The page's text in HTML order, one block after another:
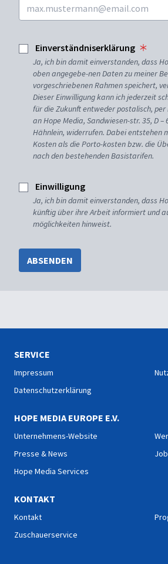
Einverständniserklärung
Ja, ich bin damit einverstanden, dass
oben angegebe-nen Daten zu meiner
vorgeschriebenen Rahmen speichert,
Dieser Einwilligung kann ich jederzeit
für die Zukunft entweder postalisch, per
an Hope Media, Sandwiesen-str. 35, D –
Hähnlein, widerrufen. Dabei entstehen
Kosten als die Porto-kosten bzw. die
nach den bestehenden Basistarifen.
Einwilligung
Ja, ich bin damit einverstanden, dass
künftig über ihre Arbeit informiert und
möglichkeiten hinweist.
ABSENDEN
SERVICE
Impressum
Datenschutzerklärung
HOPE MEDIA EUROPE E.V.
Unternehmens-Website
Presse & News
Hope Media Services
KONTAKT
Kontakt
Zuschauerservice